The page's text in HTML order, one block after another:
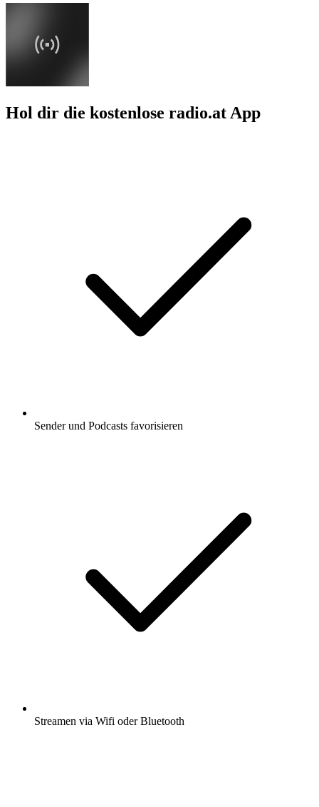
Hol dir die kostenlose radio.at App
Sender und Podcasts favorisieren
Streamen via Wifi oder Bluetooth